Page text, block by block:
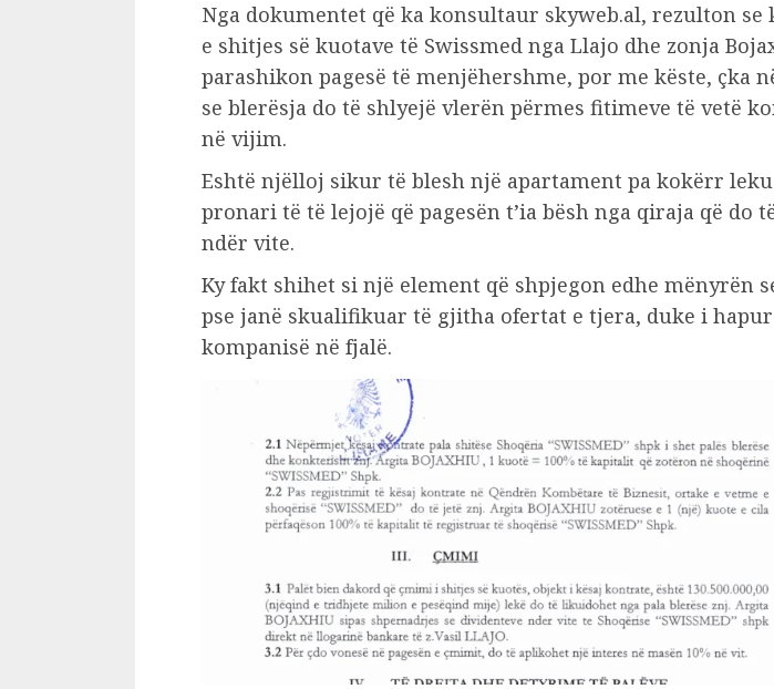
Nga dokumentet që ka konsultaur skyweb.al, rezulton se
e shitjes së kuotave të Swissmed nga Llajo dhe zonja
parashikon pagesë të menjëhershme, por me këste, çka
se blerësja do të shlyejë vlerën përmes fitimeve të vetë
në vijim.
Eshtë njëlloj sikur të blesh një apartament pa kokërr
pronari të të lejojë që pagesën t’ia bësh nga qiraja që do
ndër vite.
Ky fakt shihet si një element që shpjegon edhe mënyrën
pse janë skualifikuar të gjitha ofertat e tjera, duke i
kompanisë në fjalë.